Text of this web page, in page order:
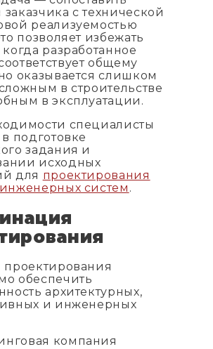
с технической
реализуемостью
позволяет избежать
разработанное
общему
оказывается слишком
в строительстве
в эксплуатации.
специалисты
подготовке
задания и
исходных
для проектирования
систем .
проектирования
обеспечить
архитектурных,
и инженерных
компания